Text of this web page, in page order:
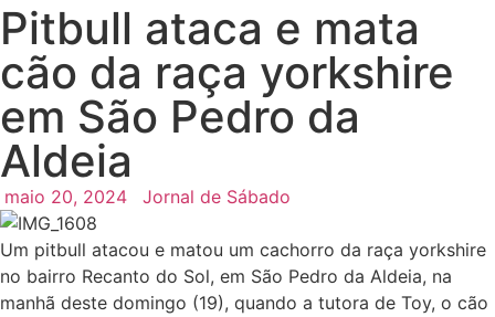
Pitbull ataca e mata
cão da raça yorkshire
em São Pedro da
Aldeia
maio 20, 2024 Jornal de Sábado
Um pitbull atacou e matou um cachorro da raça yorkshire
no bairro Recanto do Sol, em São Pedro da Aldeia, na
manhã deste domingo (19), quando a tutora de Toy, o cão